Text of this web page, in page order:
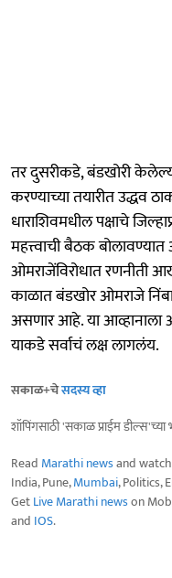
तर दुसरीकडे, बंडखोरी
करण्याच्या तयारीत उद्धव
धाराशिवमधील पक्षाचे
महत्त्वाची बैठक
ओमराजेंविरोधात रणनीती
काळात बंडखोर ओमराजे
असणार आहे. या आव्हानाला
याकडे सर्वाचं लक्ष लागलंय.
सकाळ+चेसदस्य व्हा
शॉपिंगसाठी 'सकाळ प्राईम
Read Marathi newsand
India, Pune,Mumbai, Politics,
GetLive Marathi newson
and IOS.